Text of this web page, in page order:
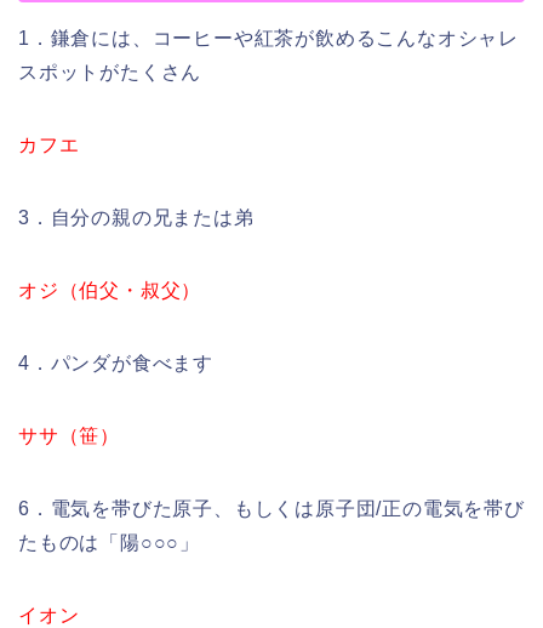
1．鎌倉には、コーヒーや紅茶が飲めるこんなオシャレ
スポットがたくさん
カフエ
3．自分の親の兄または弟
オジ（伯父・叔父）
4．パンダが食べます
ササ（笹）
6．電気を帯びた原子、もしくは原子団/正の電気を帯び
たものは「陽○○○」
イオン